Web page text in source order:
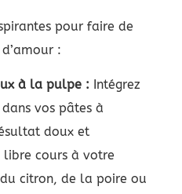
pour faire de
:
à la pulpe : Intégrez
vos pâtes à
doux et
libre cours à votre
citron, de la poire ou